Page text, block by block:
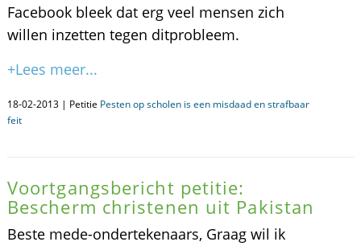
Facebook bleek dat erg veel mensen zich
willen inzetten tegen ditprobleem.
+Lees meer...
18-02-2013 | Petitie Pesten op scholen is een misdaad en strafbaar
feit
Voortgangsbericht petitie:
Bescherm christenen uit Pakistan
Beste mede-ondertekenaars, Graag wil ik